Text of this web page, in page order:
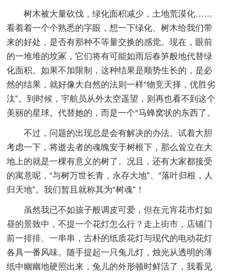
树木被大量砍伐，绿化面积减少，土地荒漠化……
看着着一个个熟悉的字眼，想一下绿化、树木给我们带
来的好处，是否有那种不等量交换的感觉。现在，眼前
的一堆堆的坟冢，它们将有可能如雨后春笋般地代替绿
化面积。如果不加限制，这种结果是顺势生长的，是必
然的结果，就好像大自然的法则一样“物竞天择，优胜劣
汰”。到时候，宇航员从外太空遥望，则再也看不到这个
美丽的星球。代替她的，而是一个“马蜂窝状的东西了。
不过，问题的出现总是会有解决的办法。试着大胆
考虑一下，将逝去者的魂魄安于树根下，那么耸立在大
地上的就是一棵有意义的树了。况且，还有大家都接受
的寓意呢，“与树万世长青，永存大地”、“落叶归根，人
归天地”。我们暂且就称其为“树魂”！
虽然我已不如孩子般调皮可爱，但在元宵花市灯如
昼的景致中，不提一个花灯怎么行？走上街市，店铺门
前一排排、一串串，古朴的纸质花灯与现代的电动花灯
各具一番风味。随手提起一只兔儿灯，烛光从透明的薄
纸中幽幽地硬照出来，兔儿的外形顿时鲜活了，我看见